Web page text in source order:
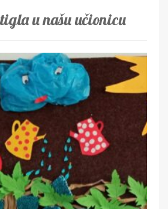
u našu učionicu